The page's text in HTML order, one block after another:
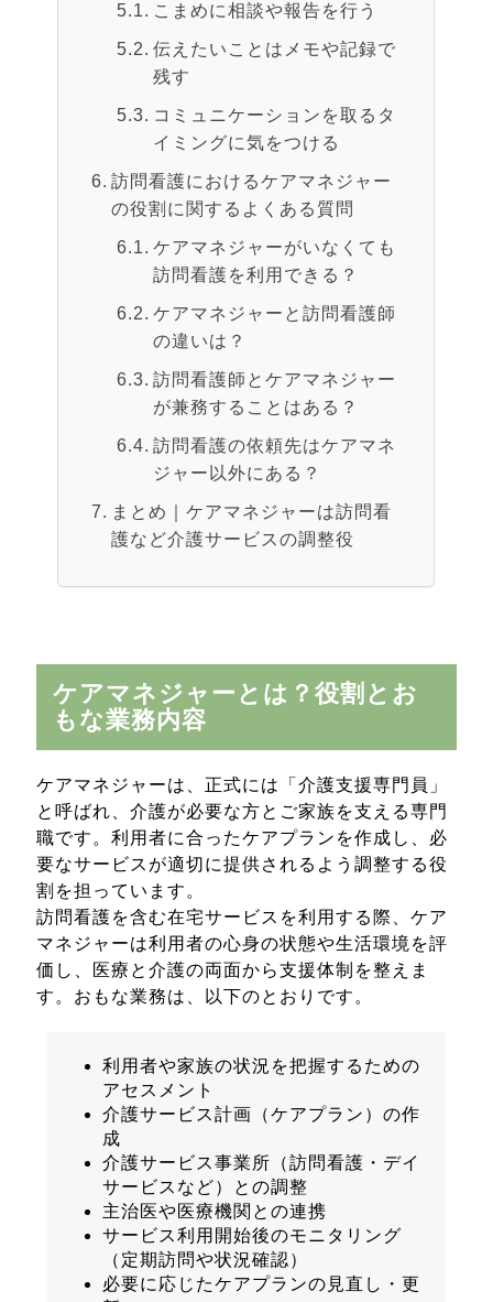
こまめに相談や報告を行う
伝えたいことはメモや記録で
残す
コミュニケーションを取るタ
イミングに気をつける
訪問看護におけるケアマネジャー
の役割に関するよくある質問
ケアマネジャーがいなくても
訪問看護を利用できる？
ケアマネジャーと訪問看護師
の違いは？
訪問看護師とケアマネジャー
が兼務することはある？
訪問看護の依頼先はケアマネ
ジャー以外にある？
まとめ｜ケアマネジャーは訪問看
護など介護サービスの調整役
ケアマネジャーとは？役割とお
もな業務内容
ケアマネジャーは、正式には「介護支援専門員」
と呼ばれ、介護が必要な方とご家族を支える専門
職です。利用者に合ったケアプランを作成し、必
要なサービスが適切に提供されるよう調整する役
割を担っています。
訪問看護を含む在宅サービスを利用する際、ケア
マネジャーは利用者の心身の状態や生活環境を評
価し、医療と介護の両面から支援体制を整えま
す。おもな業務は、以下のとおりです。
利用者や家族の状況を把握するための
アセスメント
介護サービス計画（ケアプラン）の作
成
介護サービス事業所（訪問看護・デイ
サービスなど）との調整
主治医や医療機関との連携
サービス利用開始後のモニタリング
（定期訪問や状況確認）
必要に応じたケアプランの見直し・更